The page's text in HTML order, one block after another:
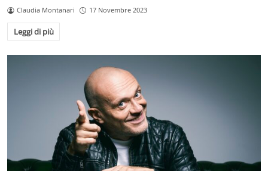
Claudia Montanari 17 Novembre 2023
Leggi di più